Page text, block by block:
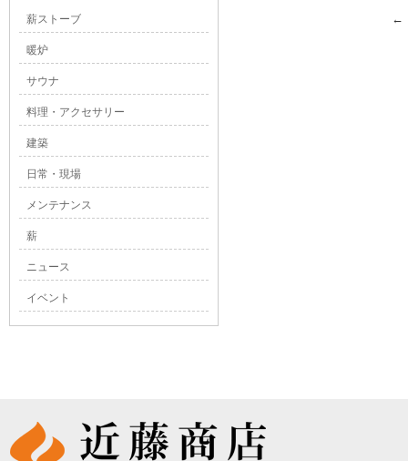
←
薪ストーブ
暖炉
サウナ
料理・アクセサリー
建築
日常・現場
メンテナンス
薪
ニュース
イベント